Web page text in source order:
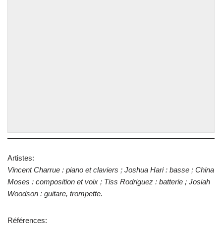
Artistes:
Vincent Charrue : piano et claviers ; Joshua Hari : basse ; China
Moses : composition et voix ; Tiss Rodriguez : batterie ; Josiah
Woodson : guitare, trompette.
Références: